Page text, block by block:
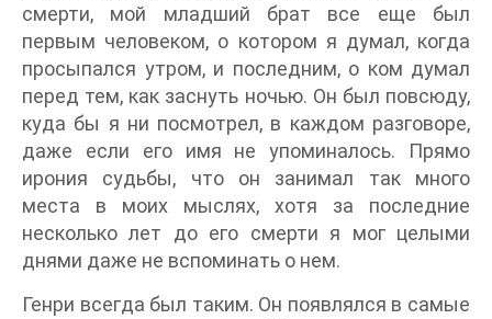
смерти, мой младший брат все еще был
первым человеком, о котором я думал, когда
просыпался утром, и последним, о ком думал
перед тем, как заснуть ночью. Он был повсюду,
куда бы я ни посмотрел, в каждом разговоре,
даже если его имя не упоминалось. Прямо
ирония судьбы, что он занимал так много
места в моих мыслях, хотя за последние
несколько лет до его смерти я мог целыми
днями даже не вспоминать о нем.
Генри всегда был таким. Он появлялся в самые